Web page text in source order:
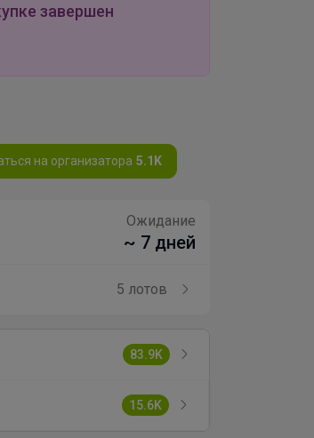
завершен
на организатора 5.1K
Ожидание
~ 7 дней
5 лотов
83.9K
15.6K